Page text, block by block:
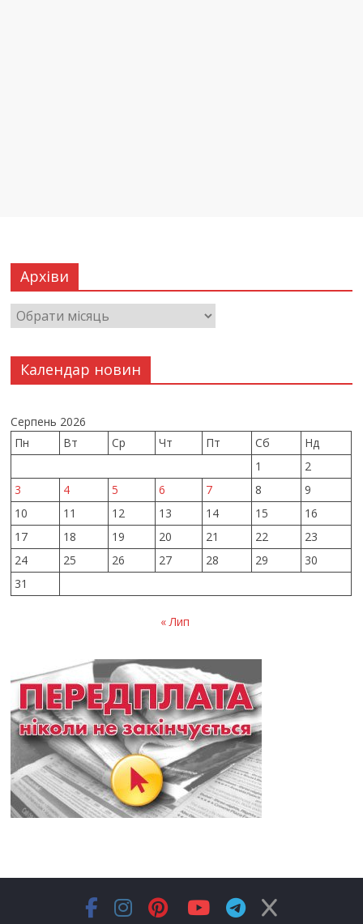
Архіви
Календар новин
Серпень 2026
Пн
Вт Ср Чт Пт Сб
Нд
1
2
3
4 5 6 7 8
9
10
11 12 13 14 15
16
17
18 19 20 21 22
23
24
25 26 27 28 29
30
31
« Лип